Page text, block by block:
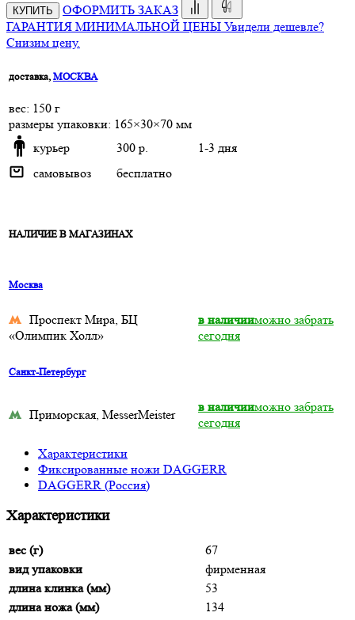
КУПИТЬ
ОФОРМИТЬ ЗАКАЗ
ГАРАНТИЯ МИНИМАЛЬНОЙ ЦЕНЫ Увидели дешевле?
Снизим цену.
доставка, МОСКВА
веc: 150 г
размеры упаковки: 165×30×70 мм
курьер
300 р.
1-3 дня
самовывоз
бесплатно
НАЛИЧИЕ В МАГАЗИНАХ
Москва
Проспект Мира, БЦ
«Олимпик Холл»
в наличииможно забрать
сегодня
Санкт-Петербург
Приморская, MesserMeister
в наличииможно забрать
сегодня
Характеристики
Фиксированные ножи DAGGERR
DAGGERR (Россия)
Характеристики
вес (г)
67
вид упаковки
фирменная
длина клинка (мм)
53
длина ножа (мм)
134